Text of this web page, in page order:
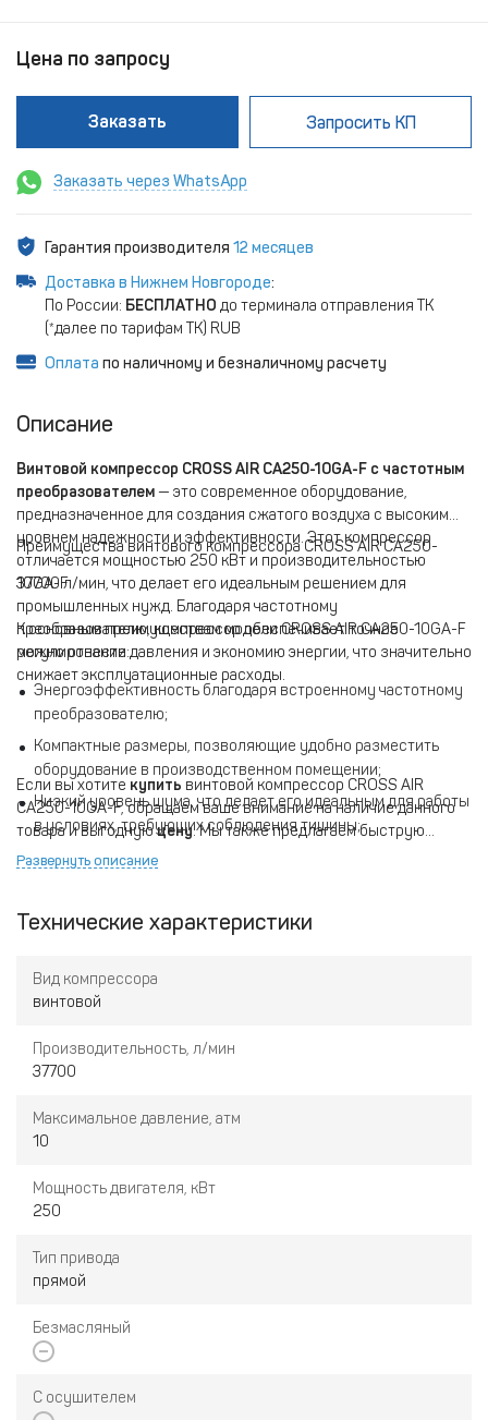
Цена по запросу
Заказать Запросить КП
Заказать через WhatsApp
Гарантия производителя 12 месяцев
Доставка в Нижнем Новгороде:
По России: БЕСПЛАТНО до терминала отправления ТК
(*далее по тарифам ТК) RUB
Оплата по наличному и безналичному расчету
Описание
Винтовой компрессор CROSS AIR CA250-10GA-F с частотным
преобразователем — это современное оборудование,
предназначенное для создания сжатого воздуха с высоким
уровнем надежности и эффективности. Этот компрессор
отличается мощностью 250 кВт и производительностью
37700 л/мин, что делает его идеальным решением для
промышленных нужд. Благодаря частотному
преобразователю, компрессор обеспечивает точное
регулирование давления и экономию энергии, что значительно
снижает эксплуатационные расходы.
Преимущества винтового компрессора CROSS AIR CA250-
10GA-F
К основным преимуществам модели CROSS AIR CA250-10GA-F
можно отнести:
Энергоэффективность благодаря встроенному частотному
преобразователю;
Компактные размеры, позволяющие удобно разместить
оборудование в производственном помещении;
Низкий уровень шума, что делает его идеальным для работы
в условиях, требующих соблюдения тишины;
Долговечность и надежность, обеспечиваемая
затраты на техническое обслуживание.
Если вы хотите купить винтовой компрессор CROSS AIR
CA250-10GA-F, обращаем ваше внимание на наличие данного
товара и выгоднуюцену. Мы также предлагаем быструю
доставку прямо до вашего предприятия, что сделает
Развернуть описание
Технические характеристики
Вид компрессора
винтовой
Производительность, л/мин
37700
Максимальное давление, атм
10
Мощность двигателя, кВт
250
Тип привода
прямой
Безмасляный
С осушителем